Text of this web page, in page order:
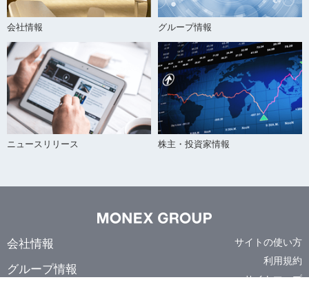
会社情報 グループ情報
ニュースリリース 株主・投資家情報
サイトの使い方
利用規約
サイトマップ
会社情報
グループ情報